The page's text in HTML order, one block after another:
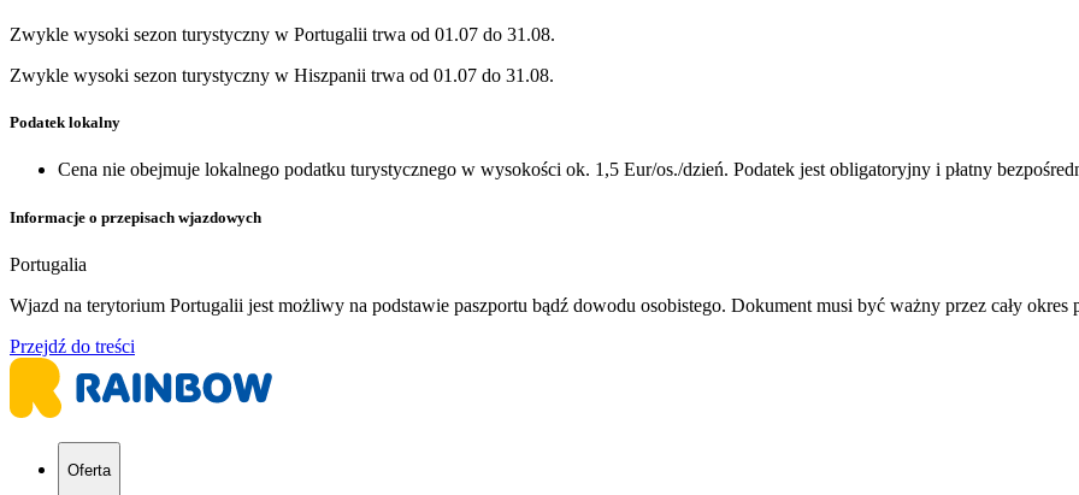
Zwykle wysoki sezon turystyczny w Portugalii trwa od 01.07 do 31.08.
Zwykle wysoki sezon turystyczny w Hiszpanii trwa od 01.07 do 31.08.
Podatek lokalny
Cena nie obejmuje lokalnego podatku turystycznego w wysokości ok. 1,5 Eur/os./dzień. Podatek jest obligatoryjny i płatny
Informacje o przepisach wjazdowych
Portugalia
Wjazd na terytorium Portugalii jest możliwy na podstawie paszportu bądź dowodu osobistego. Dokument musi być ważny przez cały okres
Przejdź do treści
Oferta